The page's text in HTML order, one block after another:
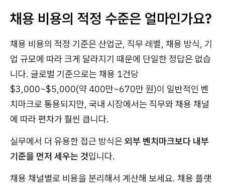
채용 비용의 적정 수준은 얼마인가요?
채용 비용의 적정 기준은 산업군, 직무 레벨, 채용 방식, 기
업 규모에 따라 크게 달라지기 때문에 단일한 정답은 없습
니다. 글로벌 기준으로는 채용 1건당
$3,000~$5,000(약 400만~670만 원)이 일반적인 벤
치마크로 통용되지만, 국내 시장에서는 직무와 채용 채널
에 따라 편차가 훨씬 큽니다.
실무에서 더 유용한 접근 방식은 외부 벤치마크보다 내부
기준을 먼저 세우는 것입니다.
채용 채널별로 비용을 분리해서 계산해 보세요. 채용 플랫